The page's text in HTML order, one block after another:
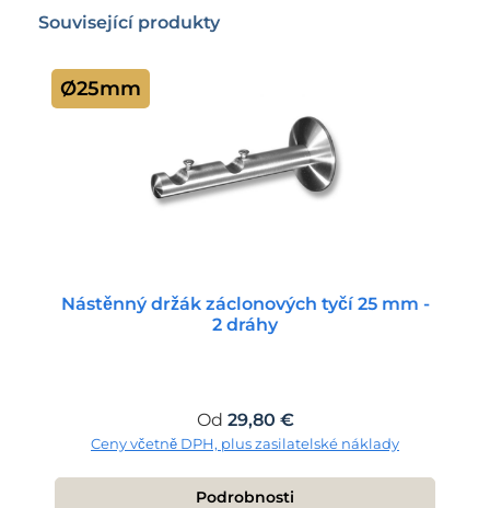
Přeskočit galerii produktů
Související produkty
Ø25mm
Nástěnný držák záclonových tyčí 25 mm -
2 dráhy
Běžná cena:
Od 29,80 €
Ceny včetně DPH, plus zasilatelské náklady
Podrobnosti